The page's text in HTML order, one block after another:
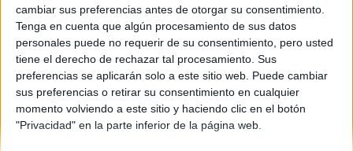
cambiar sus preferencias antes de otorgar su consentimiento.
Tenga en cuenta que algún procesamiento de sus datos
personales puede no requerir de su consentimiento, pero usted
tiene el derecho de rechazar tal procesamiento. Sus
preferencias se aplicarán solo a este sitio web. Puede cambiar
sus preferencias o retirar su consentimiento en cualquier
momento volviendo a este sitio y haciendo clic en el botón
"Privacidad" en la parte inferior de la página web.
Quiénes somos|Contactar|Anúnciate
Aviso legal|Politica de privacidad|Condiciones generales